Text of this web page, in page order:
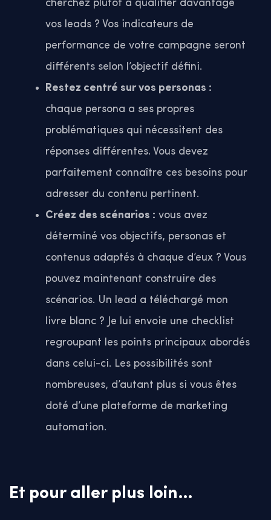
cherchez plutôt à qualifier davantage
vos leads ? Vos indicateurs de
performance de votre campagne seront
différents selon l’objectif défini.
Restez centré sur vos personas :
chaque persona a ses propres
problématiques qui nécessitent des
réponses différentes. Vous devez
parfaitement connaître ces besoins pour
adresser du contenu pertinent.
Créez des scénarios : vous avez
déterminé vos objectifs, personas et
contenus adaptés à chaque d’eux ? Vous
pouvez maintenant construire des
scénarios. Un lead a téléchargé mon
livre blanc ? Je lui envoie une checklist
regroupant les points principaux abordés
dans celui-ci. Les possibilités sont
nombreuses, d’autant plus si vous êtes
doté d’une plateforme de marketing
automation.
Et pour aller plus loin…